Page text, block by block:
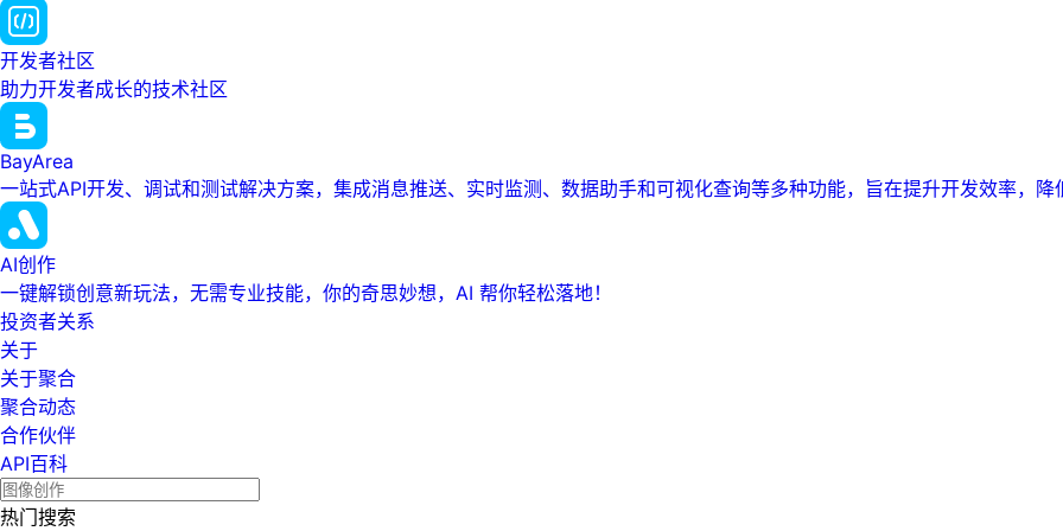
开发者社区
助力开发者成长的技术社区
BayArea
一站式API开发、调试和测试解决方案，集成消息推送、实时监测、数据助手和可视化查询等多种功能，旨在提升开发效率，降
AI创作
一键解锁创意新玩法，无需专业技能，你的奇思妙想，AI 帮你轻松落地！
投资者关系
关于
关于聚合
聚合动态
合作伙伴
API百科
热门搜索